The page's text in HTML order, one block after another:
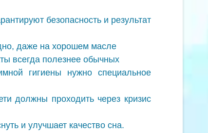
безопасность и результат
даже на хорошем масле
всегда полезнее обычных
гигиены нужно специальное
должны проходить через кризис
и улучшает качество сна.